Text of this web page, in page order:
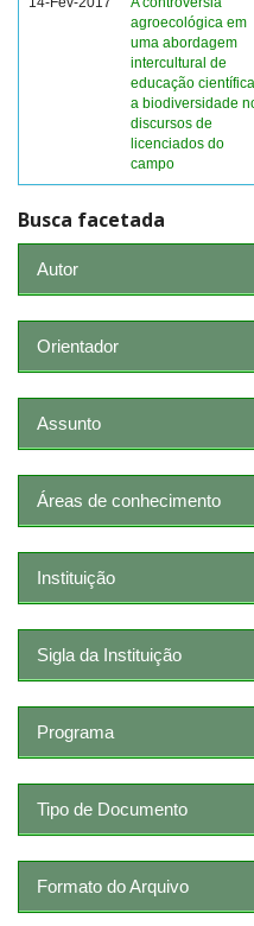
agroecológica em
uma abordagem
intercultural de
educação
a biodiversidade
discursos de
licenciados do
campo
Busca facetada
Autor
Orientador
Assunto
Áreas de conhecimento
Instituição
Sigla da Instituição
Programa
Tipo de Documento
Formato do Arquivo